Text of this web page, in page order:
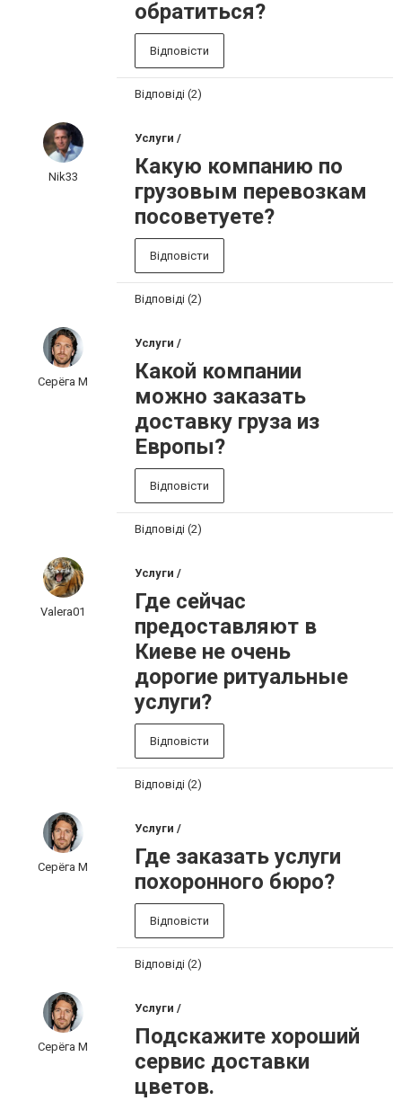
обратиться?
Відповісти
Відповіді (2)
Nik33
Услуги /
Какую компанию по
грузовым перевозкам
посоветуете?
Відповісти
Відповіді (2)
Серёга М
Услуги /
Какой компании
можно заказать
доставку груза из
Европы?
Відповісти
Відповіді (2)
Valera01
Услуги /
Где сейчас
предоставляют в
Киеве не очень
дорогие ритуальные
услуги?
Відповісти
Відповіді (2)
Серёга М
Услуги /
Где заказать услуги
похоронного бюро?
Відповісти
Відповіді (2)
Серёга М
Услуги /
Подскажите хороший
сервис доставки
цветов.